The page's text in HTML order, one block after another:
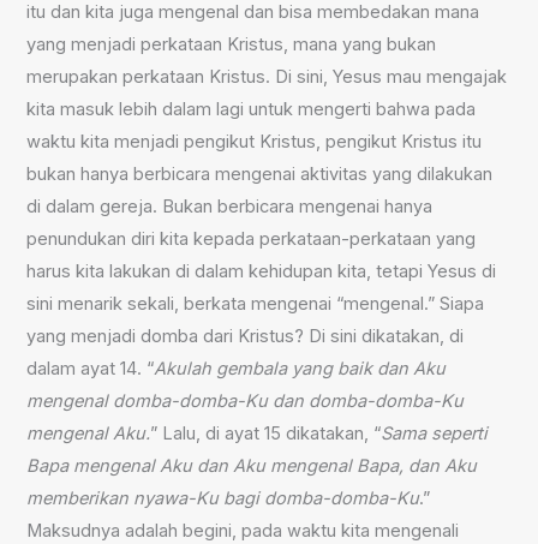
itu dan kita juga mengenal dan bisa membedakan mana
yang menjadi perkataan Kristus, mana yang bukan
merupakan perkataan Kristus. Di sini, Yesus mau mengajak
kita masuk lebih dalam lagi untuk mengerti bahwa pada
waktu kita menjadi pengikut Kristus, pengikut Kristus itu
bukan hanya berbicara mengenai aktivitas yang dilakukan
di dalam gereja. Bukan berbicara mengenai hanya
penundukan diri kita kepada perkataan-perkataan yang
harus kita lakukan di dalam kehidupan kita, tetapi Yesus di
sini menarik sekali, berkata mengenai “mengenal.” Siapa
yang menjadi domba dari Kristus? Di sini dikatakan, di
dalam ayat 14. “Akulah gembala yang baik dan Aku
mengenal domba-domba-Ku dan domba-domba-Ku
mengenal Aku.” Lalu, di ayat 15 dikatakan, “Sama seperti
Bapa mengenal Aku dan Aku mengenal Bapa, dan Aku
memberikan nyawa-Ku bagi domba-domba-Ku.”
Maksudnya adalah begini, pada waktu kita mengenali